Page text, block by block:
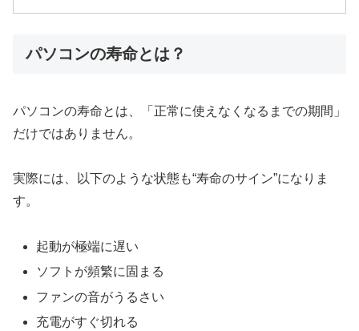
パソコンの寿命とは？
パソコンの寿命とは、「正常に使えなくなるまでの期間」
だけではありません。
実際には、以下のような状態も“寿命のサイン”になりま
す。
起動が極端に遅い
ソフトが頻繁に固まる
ファンの音がうるさい
充電がすぐ切れる